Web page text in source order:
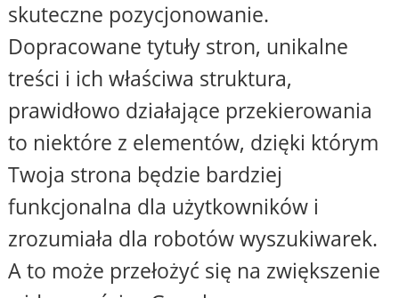
skuteczne pozycjonowanie.
Dopracowane tytuły stron, unikalne
treści i ich właściwa struktura,
prawidłowo działające przekierowania
to niektóre z elementów, dzięki którym
Twoja strona będzie bardziej
funkcjonalna dla użytkowników i
zrozumiała dla robotów wyszukiwarek.
A to może przełożyć się na zwiększenie